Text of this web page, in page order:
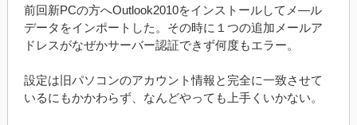
前回新PCの方へOutlook2010をインストールしてメ―ル
データをインポートした。その時に１つの追加メールア
ドレスがなぜかサーバー認証できず何度もエラー。
設定は旧パソコンのアカウント情報と完全に一致させて
いるにもかかわらず、なんどやっても上手くいかない。